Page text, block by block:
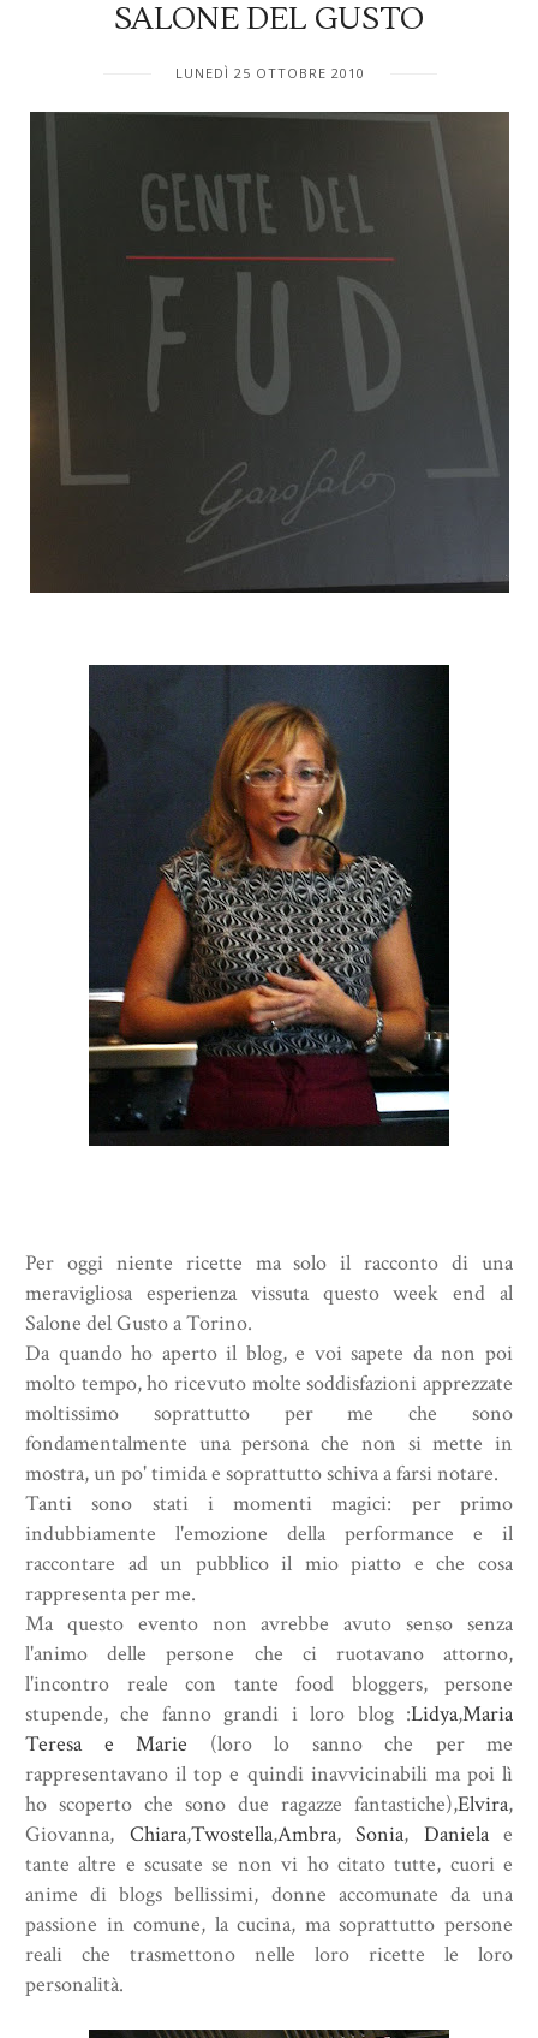
SALONE DEL GUSTO
LUNEDÌ 25 OTTOBRE 2010
Per oggi niente ricette ma solo il racconto di una
meravigliosa esperienza vissuta questo week end al
Salone del Gusto a Torino.
Da quando ho aperto il blog, e voi sapete da non poi
molto tempo, ho ricevuto molte soddisfazioni apprezzate
moltissimo soprattutto per me che sono
fondamentalmente una persona che non si mette in
mostra, un po' timida e soprattutto schiva a farsi notare.
Tanti sono stati i momenti magici: per primo
indubbiamente l'emozione della performance e il
raccontare ad un pubblico il mio piatto e che cosa
rappresenta per me.
Ma questo evento non avrebbe avuto senso senza
l'animo delle persone che ci ruotavano attorno,
l'incontro reale con tante food bloggers, persone
stupende, che fanno grandi i loro blog :Lidya,Maria
Teresa e Marie (loro lo sanno che per me
rappresentavano il top e quindi inavvicinabili ma poi lì
ho scoperto che sono due ragazze fantastiche),Elvira,
Giovanna, Chiara,Twostella,Ambra, Sonia, Danielae
tante altre e scusate se non vi ho citato tutte, cuori e
anime di blogs bellissimi, donne accomunate da una
passione in comune, la cucina, ma soprattutto persone
reali che trasmettono nelle loro ricette le loro
personalità.